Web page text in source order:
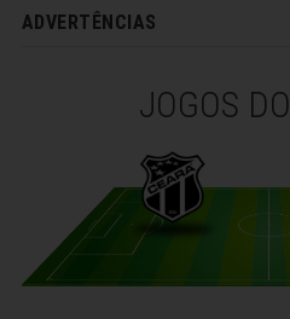
ADVERTÊNCIAS
JOGOS DO